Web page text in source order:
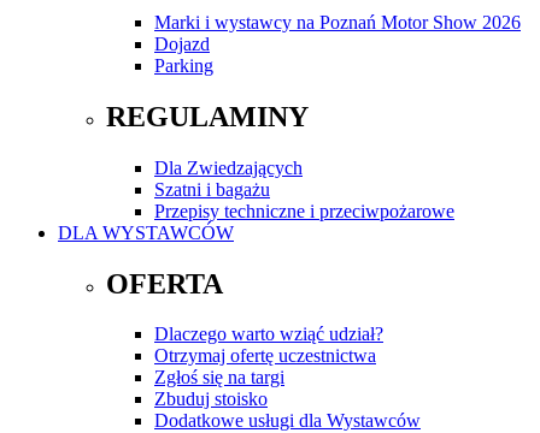
Marki i wystawcy na Poznań Motor Show 2026
Dojazd
Parking
REGULAMINY
Dla Zwiedzających
Szatni i bagażu
Przepisy techniczne i przeciwpożarowe
DLA WYSTAWCÓW
OFERTA
Dlaczego warto wziąć udział?
Otrzymaj ofertę uczestnictwa
Zgłoś się na targi
Zbuduj stoisko
Dodatkowe usługi dla Wystawców